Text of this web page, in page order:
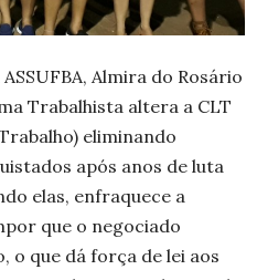
Almira do Rosário
Trabalhista altera a CLT
eliminando
após anos de luta
elas, enfraquece a
que o negociado
o que dá força de lei aos